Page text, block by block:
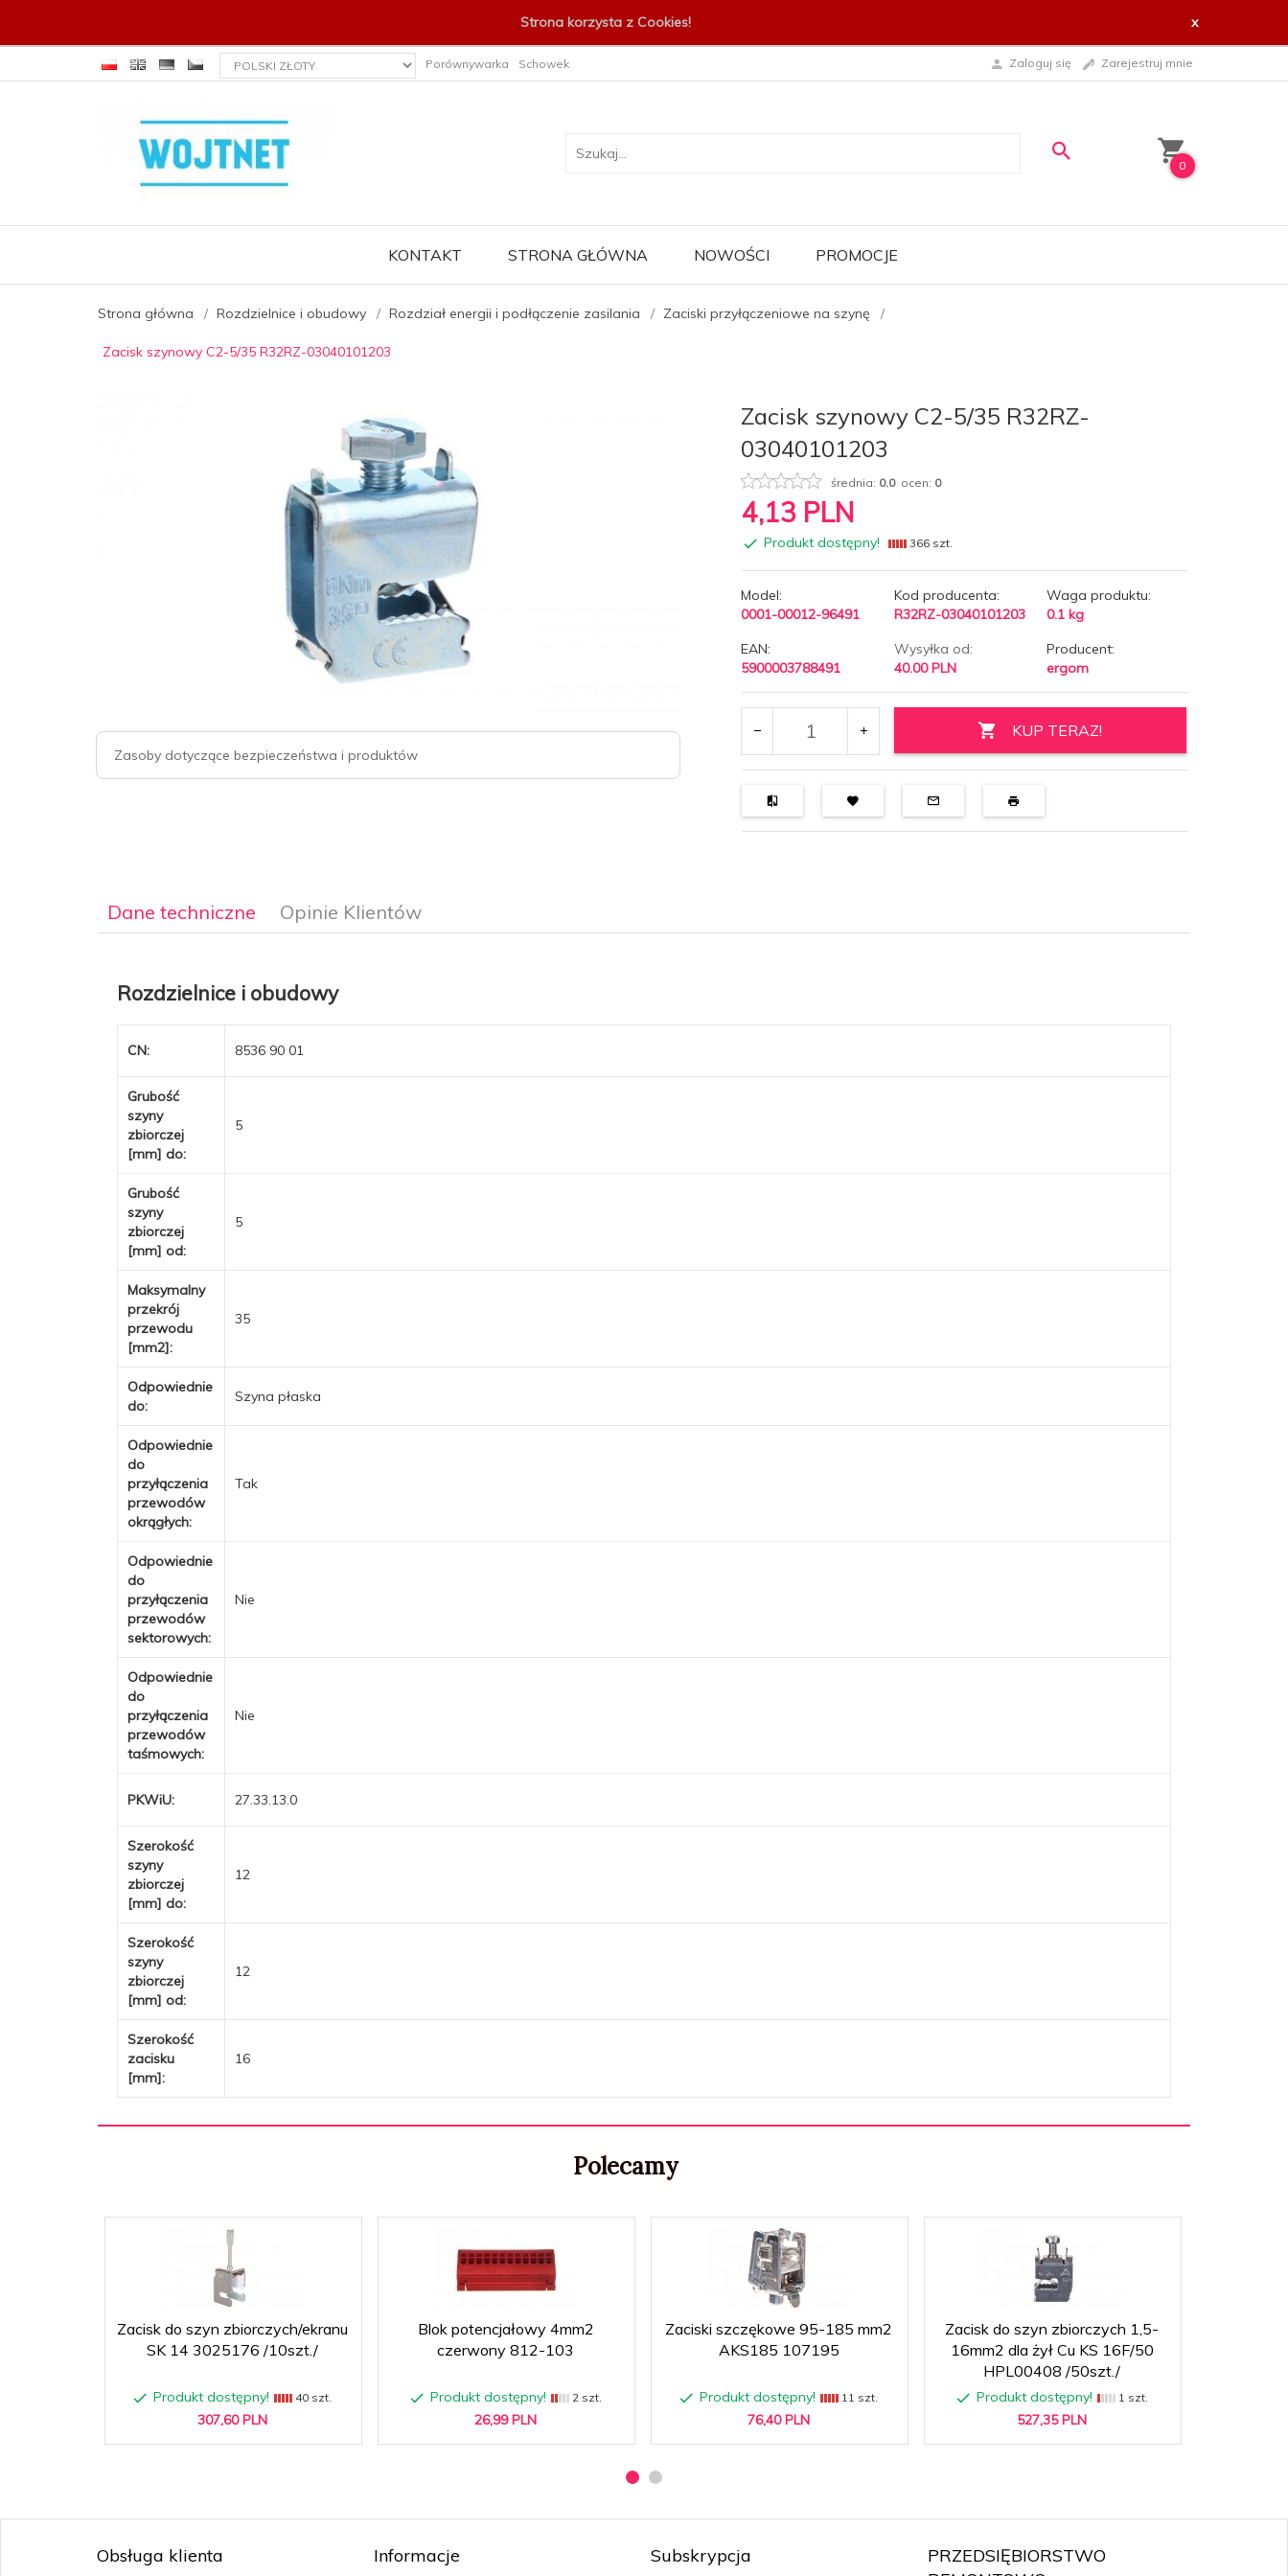
Strona korzysta z Cookies! x
currency_h Porównywarka Schowek Zaloguj się Zarejestruj mnie
0
KONTAKT STRONA GŁÓWNA NOWOŚCI PROMOCJE
Strona główna Rozdzielnice i obudowy Rozdział energii i podłączenie zasilania Zaciski przyłączeniowe na szynę
Zacisk szynowy C2-5/35 R32RZ-03040101203
Zasoby dotyczące bezpieczeństwa i produktów
Zacisk szynowy C2-5/35 R32RZ-
03040101203
średnia: 0.0ocen: 0
4,13 PLN
Produkt dostępny! 366 szt.
Model:
0001-00012-96491
Kod producenta:
R32RZ-03040101203
Waga produktu:
0.1 kg
EAN:
5900003788491
Wysyłka od:
40.00 PLN
Producent:
ergom
KUP TERAZ!
Dane techniczne Opinie Klientów
Rozdzielnice i obudowy
CN: 8536 90 01
Grubość
szyny
zbiorczej
[mm] do:
5
Grubość
szyny
zbiorczej
[mm] od:
5
Maksymalny
przekrój
przewodu
[mm2]:
35
Odpowiednie
do:
Szyna płaska
Odpowiednie
do
przyłączenia
przewodów
okrągłych:
Tak
Odpowiednie
do
przyłączenia
przewodów
sektorowych:
Nie
Odpowiednie
do
przyłączenia
przewodów
taśmowych:
Nie
PKWiU: 27.33.13.0
Szerokość
szyny
zbiorczej
[mm] do:
12
Szerokość
szyny
zbiorczej
[mm] od:
12
Szerokość
zacisku
[mm]:
16
Polecamy
Zacisk do szyn zbiorczych/ekranu
SK 14 3025176 /10szt./
Produkt dostępny! 40 szt.
307,60 PLN
Blok potencjałowy 4mm2
czerwony 812-103
Produkt dostępny! 2 szt.
26,99 PLN
Zaciski szczękowe 95-185 mm2
AKS185 107195
Produkt dostępny! 11 szt.
76,40 PLN
Zacisk do szyn zbiorczych 1,5-
16mm2 dla żył Cu KS 16F/50
HPL00408 /50szt./
Produkt dostępny! 1 szt.
527,35 PLN
Obsługa klienta Informacje Subskrypcja
PRZEDSIĘBIORSTWO